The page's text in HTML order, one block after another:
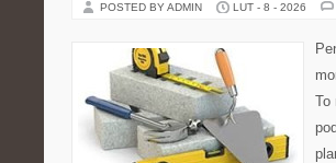
POSTED BY ADMIN LUT - 8 - 2026
To